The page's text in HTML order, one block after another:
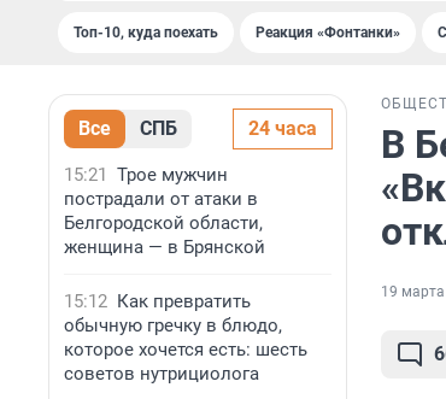
Топ-10, куда поехать Реакция «Фонтанки»
Все СПБ 24 часа
15:21 Трое мужчин
пострадали от атаки в
Белгородской области,
женщина — в Брянской
15:12 Как превратить
обычную гречку в блюдо,
которое хочется есть: шесть
советов нутрициолога
В
19